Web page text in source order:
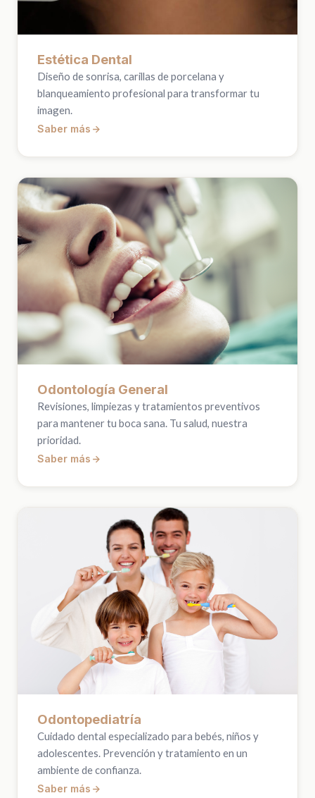
Estética Dental
Diseño de sonrisa, carillas de porcelana y
blanqueamiento profesional para transformar tu
imagen.
Saber más
Odontología General
Revisiones, limpiezas y tratamientos preventivos
para mantener tu boca sana. Tu salud, nuestra
prioridad.
Saber más
Odontopediatría
Cuidado dental especializado para bebés, niños y
adolescentes. Prevención y tratamiento en un
ambiente de confianza.
Saber más